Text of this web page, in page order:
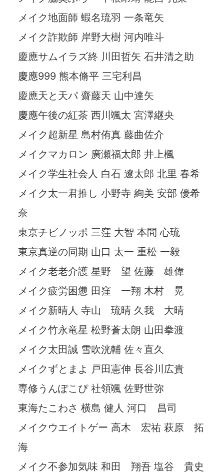
メイク地面師 蝦名琉羽 一条竜矢
メイク詐欺師 岸野大樹 河内唯斗
慶應サムイラズ終 川田哲矢 石井清之助
慶應999 熊本脩平 三宅利昌
慶應天と天パ 齋藤天 山中達矢
慶應午後の紅茶 西川颯太 宮澤継央
メイク超新星 島村侑真 藤曲佐介
メイクマカロン 廣瀬福太郎 井上楓
メイク学生社会人 白石 遼太郎 北里 春希
メイク太一君推し 小野寺 絢美 安部 優希
奈
東京チビノッポ 三窪 大智 本間 心琉
東京真逆の同期 山口 太一 重松 一毅
メイク老老介護 星野 望 佐藤 雄偉
メイク疲労困憊 田窪 一翔 木村 晃
メイク新晴人 寺山 琉晴 久我 大晴
メイク竹永竜星 松野蒼太朗 山田拳渡
メイク太田誠 雪吹洸輔 佐々直久
メイクずとまよ 戸田憲伸 長谷川広貴
専修うんぽこぴ 社領颯 佐野世弥
東海たこわさ 横島 健人 河口 昌司
メイクウエイトゲー 高木 宏祐 萩原 拓
海
メイク不参加気味 和田 翔吾 塩谷 貴史